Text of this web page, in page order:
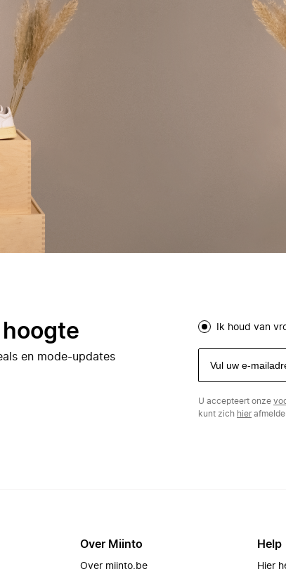
hoogte
en mode-updates
Ik houd van
U accepteert onze
kunt zich hier
Over Miinto
Over miinto.be
Help
Hier